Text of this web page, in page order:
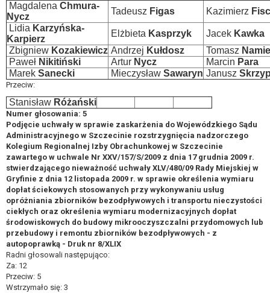
Magdalena Chmura-
Nycz
Tadeusz Figas Kazimierz
Lidia Karzyńska-
Karpierz
Elżbieta Kasprzyk Jacek Kawka
Zbigniew Kozakiewicz Andrzej Kułdosz Tomasz
Paweł Nikitiński Artur Nycz Marcin Para
Marek Sanecki Mieczysław Sawaryn Janusz
Przeciw:
Stanisław Różański
Numer głosowania: 5
Podjęcie uchwały w sprawie zaskarżenia do Wojewódzkiego Sądu
Administracyjnego w Szczecinie rozstrzygnięcia nadzorczego
Kolegium Regionalnej Izby Obrachunkowej w Szczecinie
zawartego w uchwale Nr XXV/157/S/2009 z dnia 17 grudnia 2009 r.
stwierdzającego nieważność uchwały XLV/480/09 Rady Miejskiej w
Gryfinie z dnia 12 listopada 2009 r. w sprawie określenia wymiaru
dopłat ściekowych stosowanych przy wykonywaniu usług
opróżniania zbiorników bezodpływowych i transportu nieczystości
ciekłych oraz określenia wymiaru modernizacyjnych dopłat
środowiskowych do budowy mikrooczyszczalni przydomowych lub
przebudowy i remontu zbiorników bezodpływowych - z
autopoprawką - Druk nr 8/XLIX
Radni głosowali następująco:
Za: 12
Przeciw: 5
Wstrzymało się: 3